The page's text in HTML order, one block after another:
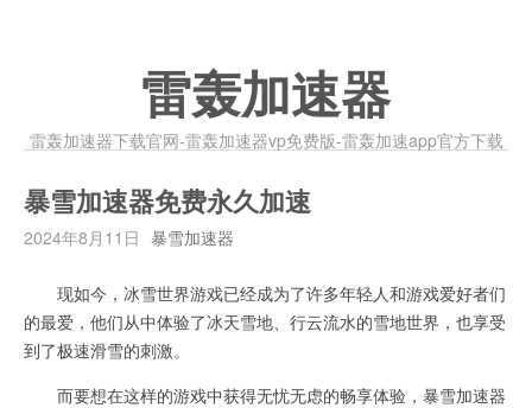
雷轰加速器
雷轰加速器下载官网-雷轰加速器vp免费版-雷轰加速app官方下载
暴雪加速器免费永久加速
2024年8月11日 暴雪加速器
现如今，冰雪世界游戏已经成为了许多年轻人和游戏爱好者们
的最爱，他们从中体验了冰天雪地、行云流水的雪地世界，也享受
到了极速滑雪的刺激。
而要想在这样的游戏中获得无忧无虑的畅享体验，暴雪加速器